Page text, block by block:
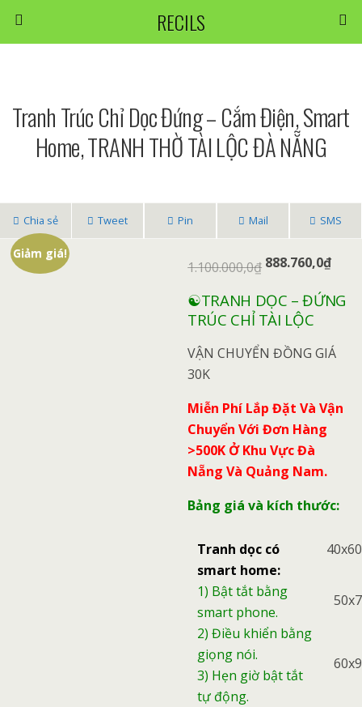
RECILS
Tranh Trúc Chỉ Dọc Đứng – Cắm Điện, Smart
Home, TRANH THỜ TÀI LỘC ĐÀ NẴNG
Chia sẻ Tweet Pin Mail SMS
Giảm giá!
1.100.000,0₫ Giá
là:
1.100.000,0₫.
888.760,0₫Giá
tại
☯️TRANH DỌC – ĐỨNG
TRÚC CHỈ TÀI LỘC
VẬN CHUYỂN ĐỒNG GIÁ
30K
Miễn Phí Lắp Đặt Và Vận
Chuyển Với Đơn Hàng
>500K Ở Khu Vực Đà
Nẵng Và Quảng Nam.
Bảng giá và kích thước:
Tranh dọc có
smart home:
1) Bật tắt bằng
smart phone.
2) Điều khiển bằng
giọng nói.
3) Hẹn giờ bật tắt
tự động.